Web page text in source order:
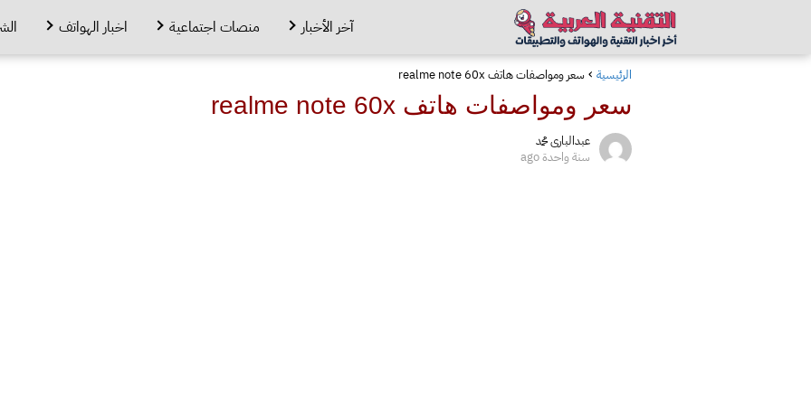
آخر الأخبار منصات اجتماعية اخبار الهواتف
الرئيسية سعر ومواصفات هاتف realme note 60x
سعر ومواصفات هاتف realme note 60x
عبدالبارى محمد
سنة واحدة ago